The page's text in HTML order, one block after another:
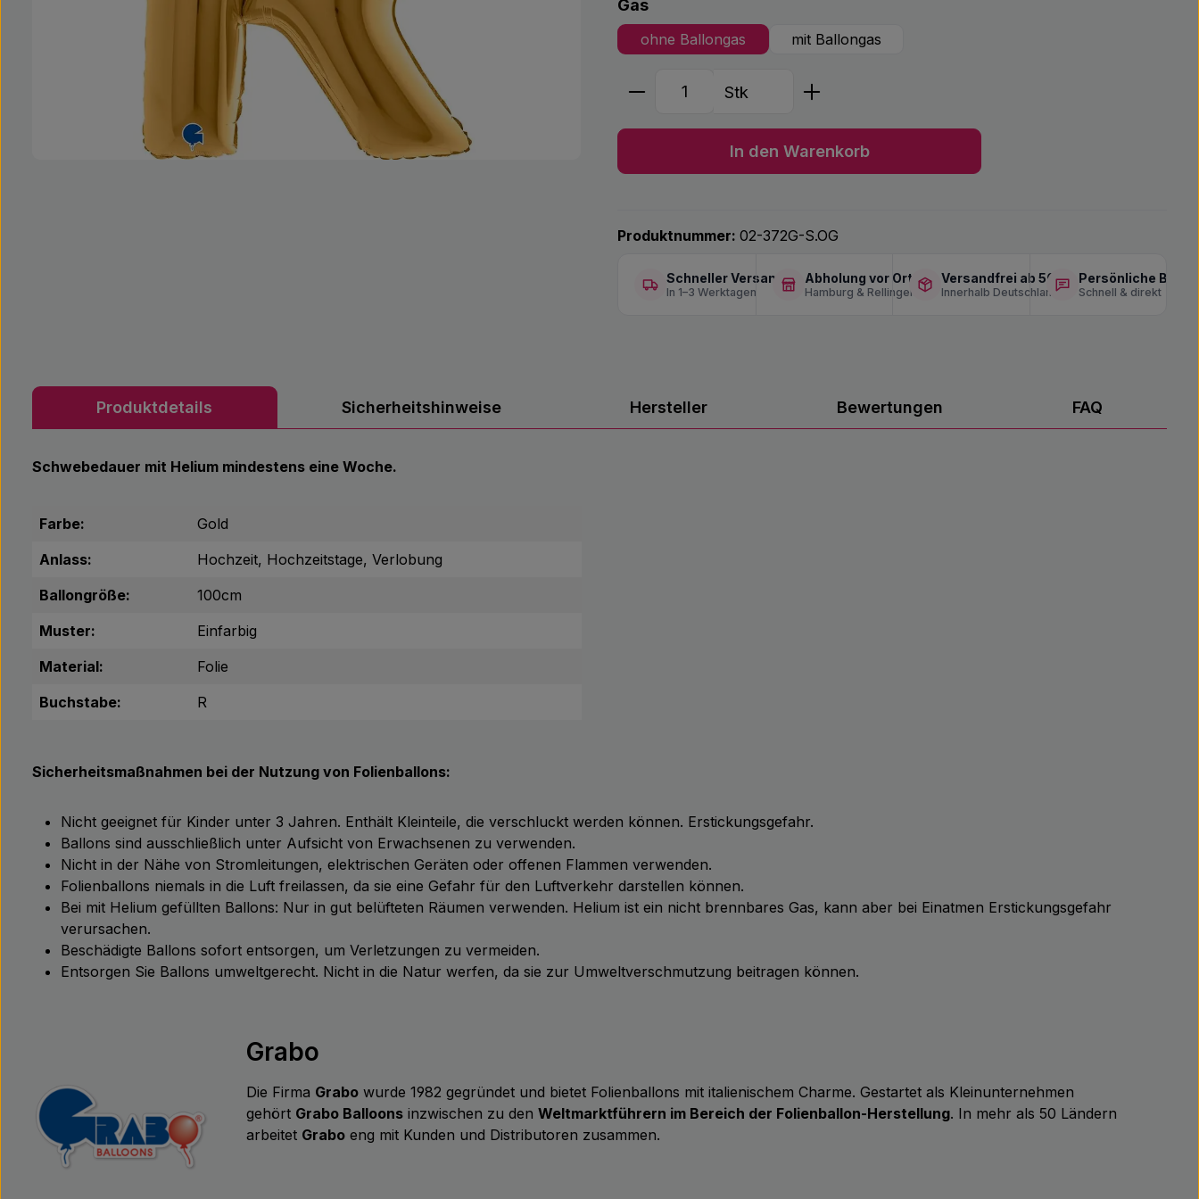
Gasauswählen
ohne Ballongas mit Ballongas
Produkt Anzahl: Gib den gewünschten Wert ein oder
Stk
In den Warenkorb
Produktnummer: 02-372G-S.OG
Schneller Versand
In 1–3 Werktagen
Abholung vor Ort
Hamburg & Rellingen
Versandfrei ab 50 €
Innerhalb Deutschlands
Persönliche
Schnell & direkt
Produktdetails Sicherheitshinweise Hersteller Bewertungen FAQ
Schwebedauer mit Helium mindestens eine Woche.
Farbe:
Gold
Anlass:
Hochzeit, Hochzeitstage, Verlobung
Ballongröße:
100cm
Muster:
Einfarbig
Material:
Folie
Buchstabe:
R
Sicherheitsmaßnahmen bei der Nutzung von Folienballons:
Nicht geeignet für Kinder unter 3 Jahren. Enthält Kleinteile, die verschluckt werden können. Erstickungsgefahr.
Ballons sind ausschließlich unter Aufsicht von Erwachsenen zu verwenden.
Nicht in der Nähe von Stromleitungen, elektrischen Geräten oder offenen Flammen verwenden.
Folienballons niemals in die Luft freilassen, da sie eine Gefahr für den Luftverkehr darstellen können.
Bei mit Helium gefüllten Ballons: Nur in gut belüfteten Räumen verwenden. Helium ist ein nicht brennbares Gas, kann aber bei Einatmen Erstickungsgefahr
verursachen.
Beschädigte Ballons sofort entsorgen, um Verletzungen zu vermeiden.
Entsorgen Sie Ballons umweltgerecht. Nicht in die Natur werfen, da sie zur Umweltverschmutzung beitragen können.
Grabo
Die Firma Grabo wurde 1982 gegründet und bietet Folienballons mit italienischem Charme. Gestartet als Kleinunternehmen
gehört Grabo Balloons inzwischen zu den Weltmarktführern im Bereich der Folienballon-Herstellung. In mehr als 50 Ländern
arbeitet Grabo eng mit Kunden und Distributoren zusammen.